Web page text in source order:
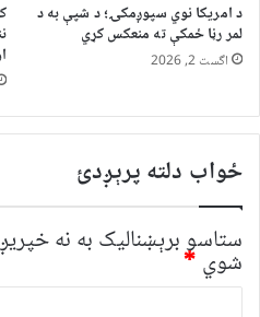
د امریکا نوي سپوږمکۍ؛ د شپې به د
لمر رڼا ځمکې ته منعکس کړي
اگست 2, 2026
ځواب دلته پرېږدئ
ستاسو برېښناليک به نه
شوي *